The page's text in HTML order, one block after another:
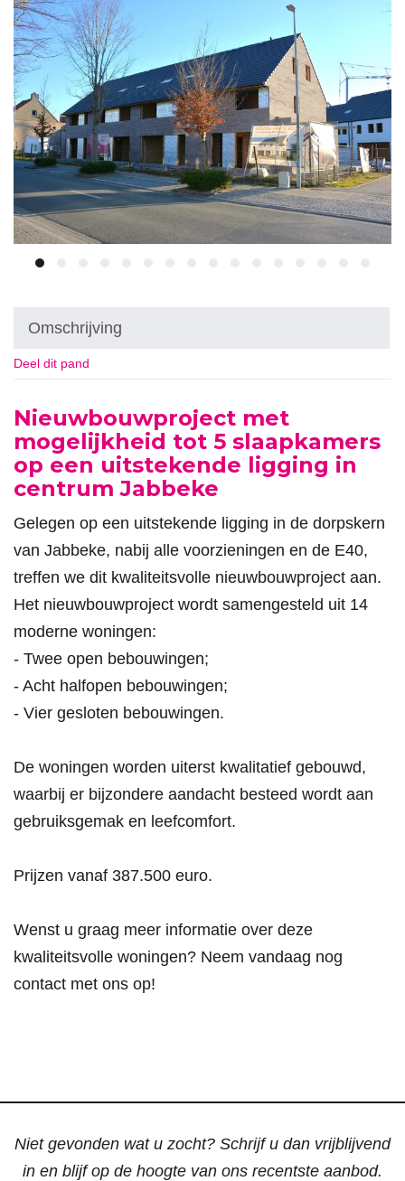
Omschrijving
Deel dit pand
Omschrijving
Nieuwbouwproject met
mogelijkheid tot 5 slaapkamers
op een uitstekende ligging in
centrum Jabbeke
Gelegen op een uitstekende ligging in de dorpskern
van Jabbeke, nabij alle voorzieningen en de E40,
treffen we dit kwaliteitsvolle nieuwbouwproject aan.
Het nieuwbouwproject wordt samengesteld uit 14
moderne woningen:
- Twee open bebouwingen;
- Acht halfopen bebouwingen;
- Vier gesloten bebouwingen.
De woningen worden uiterst kwalitatief gebouwd,
waarbij er bijzondere aandacht besteed wordt aan
gebruiksgemak en leefcomfort.
Prijzen vanaf 387.500 euro.
Wenst u graag meer informatie over deze
kwaliteitsvolle woningen? Neem vandaag nog
contact met ons op!
Niet gevonden wat u zocht? Schrijf u dan vrijblijvend
in en blijf op de hoogte van ons recentste aanbod.